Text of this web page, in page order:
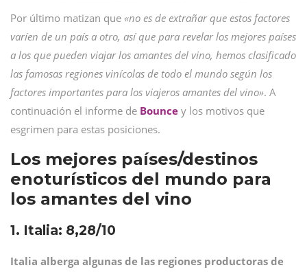
Por último matizan que «no es de extrañar que estos factores
varíen de un país a otro, así que para revelar los mejores países
a los que pueden viajar los amantes del vino, hemos clasificado
las famosas regiones vinícolas de todo el mundo según los
factores importantes para los viajeros amantes del vino». A
continuación el informe de Bounce y los motivos que
esgrimen para estas posiciones.
Los mejores países/destinos
enoturísticos del mundo para
los amantes del vino
1. Italia: 8,28/10
Italia alberga algunas de las regiones productoras de